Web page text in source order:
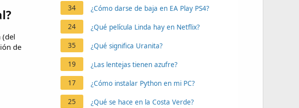
(del
de
34
¿Cómo darse de baja en EA Play PS4?
24 ¿Qué película Linda hay en Netflix?
35 ¿Qué significa Uranita?
19 ¿Las lentejas tienen azufre?
17 ¿Cómo instalar Python en mi PC?
25 ¿Qué se hace en la Costa Verde?